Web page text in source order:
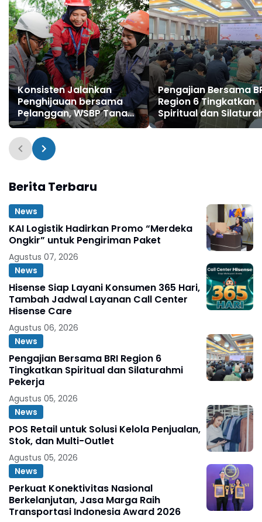
Konsisten Jalankan
Penghijauan bersama
Pelanggan, WSBP Tanam
Lebih Dari 2 Ribu Pohon
Sepanjang Semester I
2026
Pengajian Bersama
Region 6 Tingkatkan
Spiritual dan
Pekerja
Berita Terbaru
News
KAI Logistik Hadirkan Promo “Merdeka
Ongkir” untuk Pengiriman Paket
Agustus 07, 2026
News
Hisense Siap Layani Konsumen 365 Hari,
Tambah Jadwal Layanan Call Center
Hisense Care
Agustus 06, 2026
News
Pengajian Bersama BRI Region 6
Tingkatkan Spiritual dan Silaturahmi
Pekerja
Agustus 05, 2026
News
POS Retail untuk Solusi Kelola Penjualan,
Stok, dan Multi-Outlet
Agustus 05, 2026
News
Perkuat Konektivitas Nasional
Berkelanjutan, Jasa Marga Raih
Transportasi Indonesia Award 2026